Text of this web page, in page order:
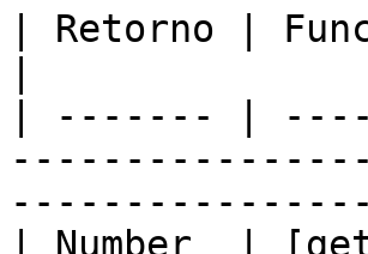
| Retorno |
| ------- |
| Number  |